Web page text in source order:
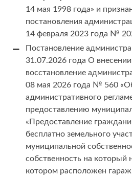
14 мая 1998 года» и
постановления
14 февраля 2023 года №
Постановление
31.07.2026 года О
восстановление
08 мая 2026 года № 560
административного
предоставлению
«Предоставление
бесплатно земельного
муниципальной
собственность на который
котором расположен